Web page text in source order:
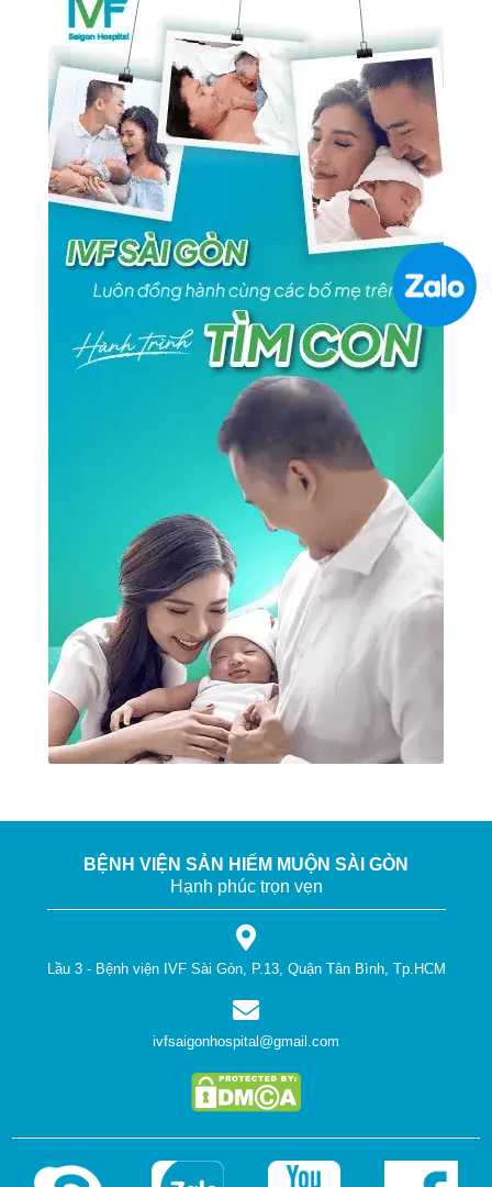
BỆNH VIỆN SẢN HIẾM MUỘN SÀI GÒN
Hạnh phúc trọn vẹn
Lầu 3 - Bệnh viện IVF Sài Gòn, P.13, Quận Tân Bình, Tp.HCM
ivfsaigonhospital@gmail.com